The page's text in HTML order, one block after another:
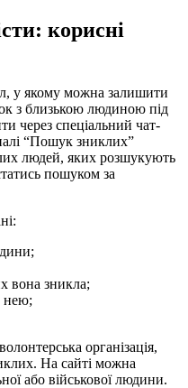
корисні
у якому можна залишити
з близькою людиною під
через спеціальний чат-
“Пошук зниклих”
людей, яких розшукують
пошуком за
вона зникла;
нею;
організація,
На сайті можна
або військової людини.